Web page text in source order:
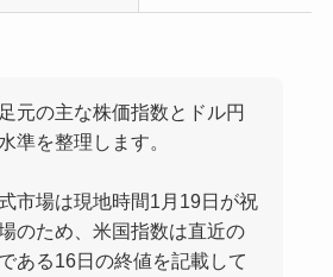
元の主な株価指数とドル円
準を整理します。
市場は現地時間1月19日が祝
のため、米国指数は直近の
ある16日の終値を記載して